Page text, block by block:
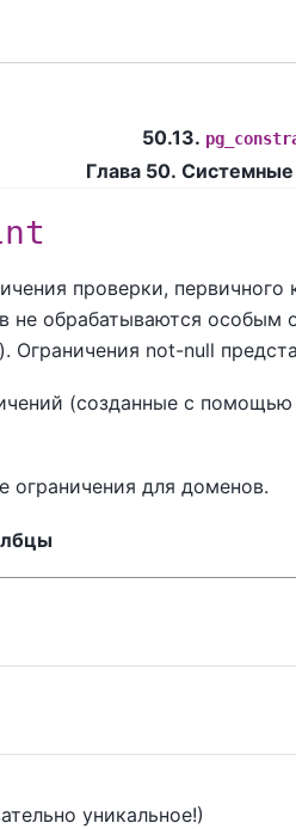
50.13.
Глава 50. Системные
проверки,
не обрабатываются особым
not-null
(созданные с помощью
ограничения для доменов.
уникальное!)